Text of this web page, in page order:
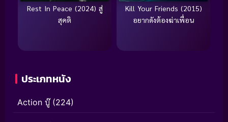
Rest In Peace (2024) สู่
สุคติ
Kill Your Friends (2015)
อยากดังต้องฆ่าเพื่อน
ประเภทหนัง
Action บู๊(224)